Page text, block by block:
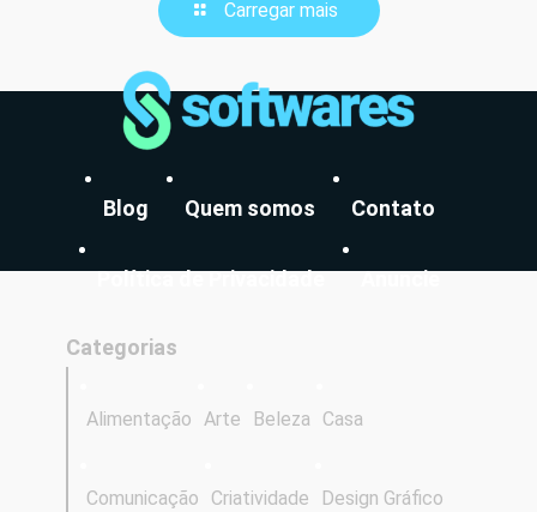
Carregar mais
Blog Quem somos Contato
Política de Privacidade Anuncie
Categorias
Alimentação Arte Beleza Casa
Comunicação Criatividade Design Gráfico